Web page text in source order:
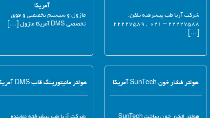
شرکت آریا طب پیشرفته تلفن:
۲۲۲۲۷۵۸۸ – ۰۲۱ , ۲۲۲۲۷۵۸۹
[…]
آمریکا
ماژول و سیستم تخصصی و فوق
تخصصی DMS آمریکا ماژول […]
هولتر فشار خون SunTech آمریکا هولتر مانیتورینگ قلب DMS آمریکا